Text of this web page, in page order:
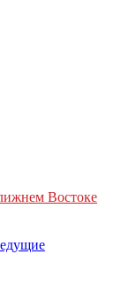
Востоке